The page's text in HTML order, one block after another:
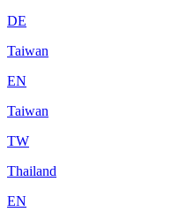
DE
Taiwan
EN
Taiwan
TW
Thailand
EN